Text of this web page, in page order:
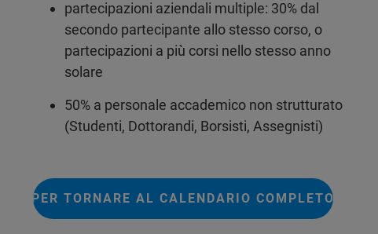
partecipazioni aziendali multiple: 30% dal
secondo partecipante allo stesso corso, o
partecipazioni a più corsi nello stesso anno
solare
50% a personale accademico non strutturato
(Studenti, Dottorandi, Borsisti, Assegnisti)
PER TORNARE AL CALENDARIO COMPLETO